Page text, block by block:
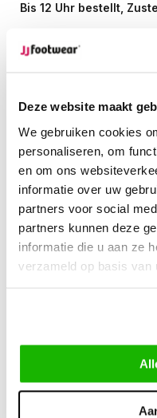
Deze website maakt
We gebruiken cookies
personaliseren, om
en om ons
informatie over uw
partners voor social
partners kunnen deze
informatie die u aan ze
verzameld op basis van
Bis 12 Uhr bestellt,
Werktags vor 12:00
Kostenloser Versand
Beschreibung
Brora -
Brora ist ein bequemer
schmalschaft Stiefel.